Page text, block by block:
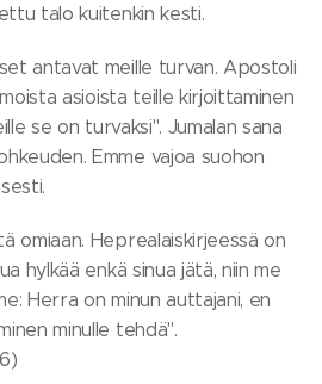
talo kuitenkin kesti.
antavat meille turvan. Apostoli
asioista teille kirjoittaminen
se on turvaksi". Jumalan sana
Emme vajoa suohon
omiaan. Heprealaiskirjeessä on
hylkää enkä sinua jätä, niin me
Herra on minun auttajani, en
minulle tehdä".